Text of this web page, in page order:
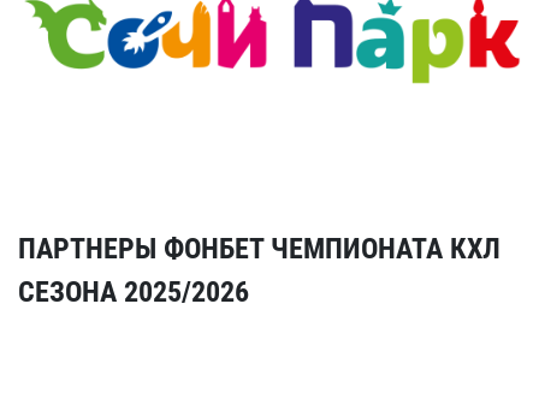
ПАРТНЕРЫ ФОНБЕТ ЧЕМПИОНАТА КХЛ
СЕЗОНА 2025/2026